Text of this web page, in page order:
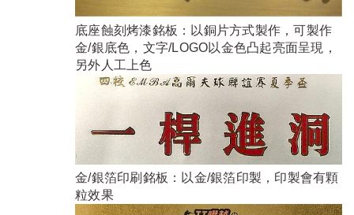
底座蝕刻烤漆銘板：以銅片方式製作，可製作
金/銀底色，文字/LOGO以金色凸起亮面呈現，
另外人工上色
金/銀箔印刷銘板：以金/銀箔印製，印製會有顆
粒效果